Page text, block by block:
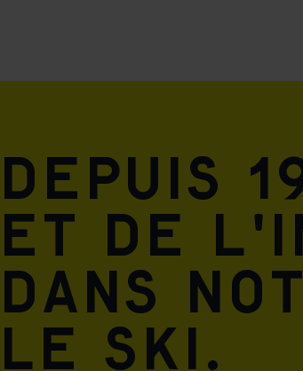
Depuis
et de
dans
le ski.